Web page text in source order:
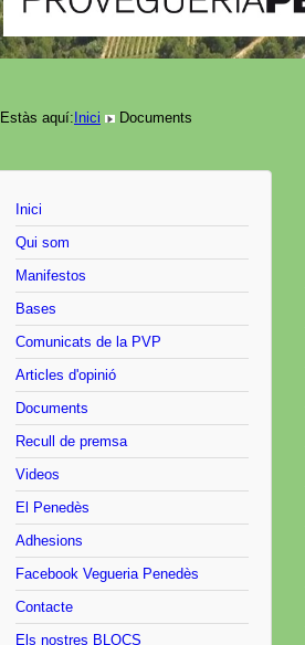
Estàs aquí:Inici Documents
Inici
Qui som
Manifestos
Bases
Comunicats de la PVP
Articles d'opinió
Documents
Recull de premsa
Videos
El Penedès
Adhesions
Facebook Vegueria Penedès
Contacte
Els nostres BLOCS